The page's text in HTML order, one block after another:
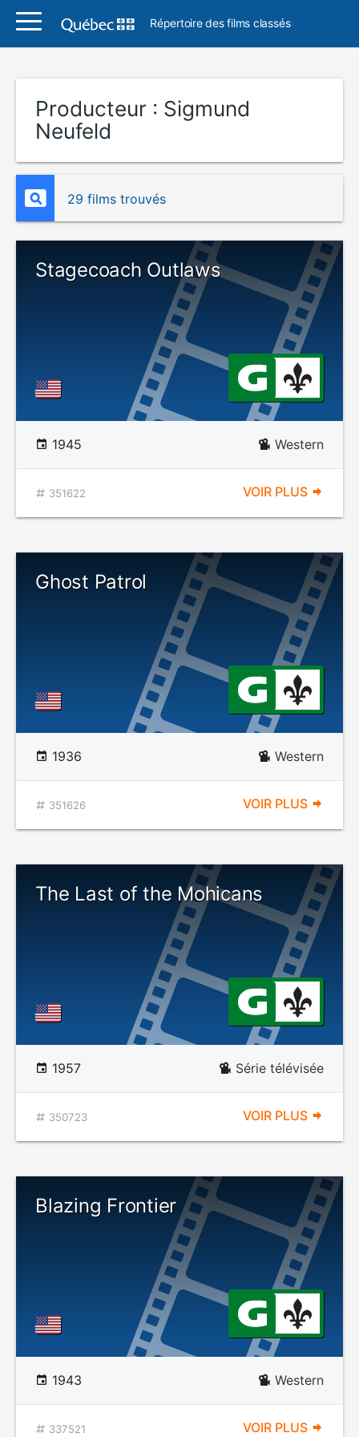
Répertoire des films classés
Producteur : Sigmund
Neufeld
29 films trouvés
Stagecoach Outlaws
1945 Western
351622 VOIR PLUS
Ghost Patrol
1936 Western
351626 VOIR PLUS
The Last of the Mohicans
1957 Série télévisée
350723 VOIR PLUS
Blazing Frontier
1943 Western
337521 VOIR PLUS